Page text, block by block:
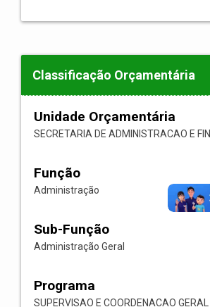
Classificação Orçamentária
Unidade Orçamentária
SECRETARIA DE ADMINISTRACAO E
Função
Administração
Sub-Função
Administração Geral
Programa
SUPERVISAO E COORDENACAO GERAL